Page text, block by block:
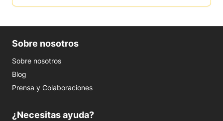
Sobre nosotros
Sobre nosotros
Blog
Prensa y Colaboraciones
¿Necesitas ayuda?